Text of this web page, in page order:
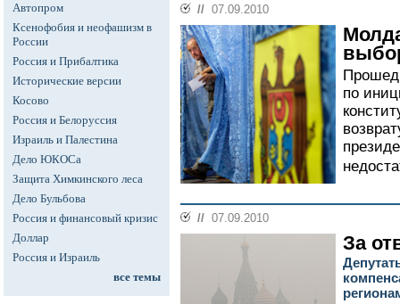
Автопром
Ксенофобия и неофашизм в
России
Россия и Прибалтика
Исторические версии
Косово
Россия и Белоруссия
Израиль и Палестина
Дело ЮКОСа
Защита Химкинского леса
Дело Бульбова
Россия и финансовый кризис
Доллар
Россия и Израиль
все темы
// 07.09.2010
по
// 07.09.2010
За